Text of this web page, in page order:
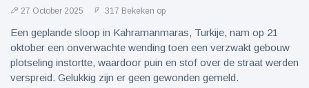
27 October 2025 317 Bekeken op
Een geplande sloop in Kahramanmaras, Turkije, nam op 21
oktober een onverwachte wending toen een verzwakt gebouw
plotseling instortte, waardoor puin en stof over de straat werden
verspreid. Gelukkig zijn er geen gewonden gemeld.